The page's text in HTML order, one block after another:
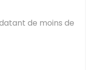
de moins de